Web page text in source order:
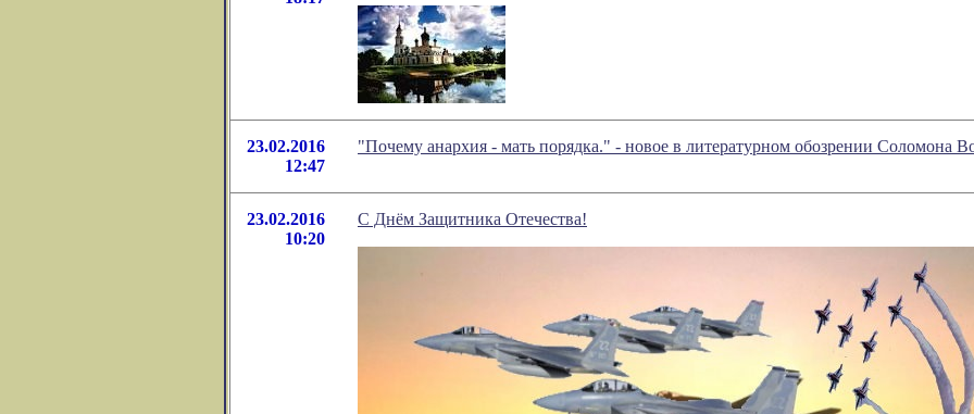
23.02.2016
12:47
"Почему анархия - мать порядка." - новое в литературном обозрении Соломона
23.02.2016
10:20
С Днём Защитника Отечества!